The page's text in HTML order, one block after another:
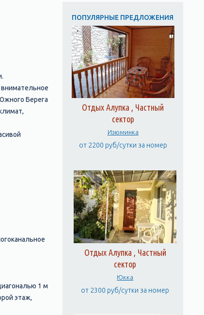
Берега
1 м
этаж,
ПОПУЛЯРНЫЕ ПРЕДЛОЖЕНИЯ
Отдых Алупка , Частный
сектор
Изюминка
от 2200 руб/сутки за номер
Отдых Алупка , Частный
сектор
Юкка
от 2300 руб/сутки за номер